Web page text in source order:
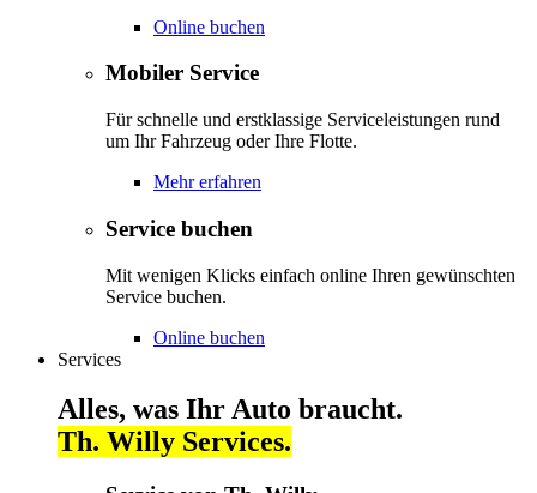
Online buchen
Mobiler Service
Für schnelle und erstklassige Serviceleistungen rund
um Ihr Fahrzeug oder Ihre Flotte.
Mehr erfahren
Service buchen
Mit wenigen Klicks einfach online Ihren gewünschten
Service buchen.
Online buchen
Services
Alles, was Ihr Auto braucht.
Th. Willy Services.